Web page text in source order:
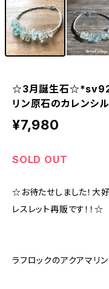
☆3月誕生石
リン原石のカレンシ
¥7,980
SOLD OUT
☆お待たせしました！大
レスレット再販です！！☆
ラフロックのアクアマリ